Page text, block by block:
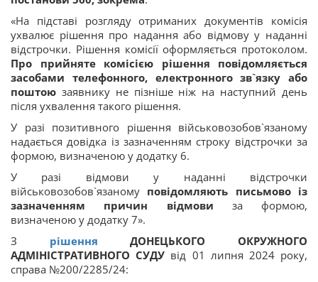
«На підставі розгляду отриманих документів комісія
ухвалює рішення про надання або відмову у наданні
відстрочки. Рішення комісії оформляється протоколом.
Про прийняте комісією рішення повідомляється
засобами телефонного, електронного зв`язку або
поштою заявнику не пізніше ніж на наступний день
після ухвалення такого рішення.
У разі позитивного рішення військовозобов`язаному
надається довідка із зазначенням строку відстрочки за
формою, визначеною у додатку 6.
У разі відмови у наданні відстрочки
військовозобов`язаному повідомляють письмово із
зазначенням причин відмови за формою,
визначеною у додатку 7».
З рішення
ДОНЕЦЬКОГО ОКРУЖНОГО
АДМІНІСТРАТИВНОГО СУДУ від 01 липня 2024 року,
справа №200/2285/24: